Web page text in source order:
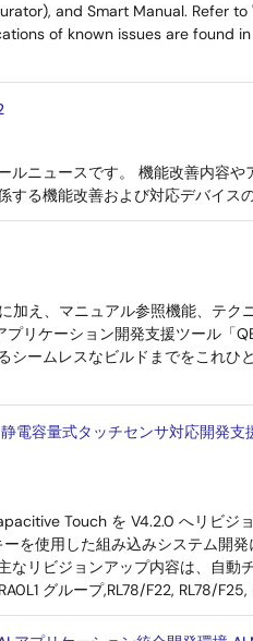
and Smart Manual. Refer
of known issues are found
ニュースです。 機能改善内容や
る機能改善および対応デバイスの
え、マニュアル参照機能、テク
リケーション開発支援ツール「
ームレスなビルドまでをこれひ
電容量式タッチセンサ対応開発
Touch を V4.2.0 へリビジ
を使用した組み込みシステム開
リビジョンアップ内容は、自動
グループ,RL78/F22, RL78/